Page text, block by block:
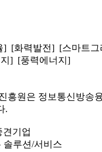
[화력발전] [스마트
] [풍력에너지]
흥원은 정보통신방송
.
기업
루션/서비스